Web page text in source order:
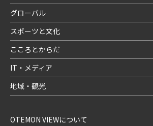
グローバル
スポーツと文化
こころとからだ
IT・メディア
地域・観光
OTEMON VIEWについて